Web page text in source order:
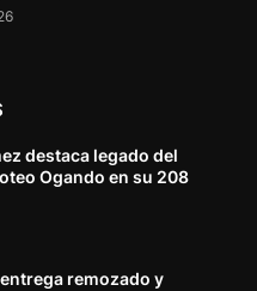
destaca legado del
Ogando en su 208
entrega remozado y